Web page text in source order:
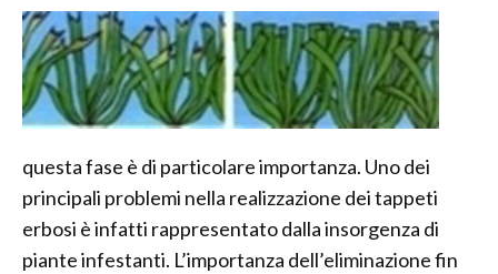
questa fase è di particolare importanza. Uno dei
principali problemi nella realizzazione dei tappeti
erbosi è infatti rappresentato dalla insorgenza di
piante infestanti. L’importanza dell’eliminazione fin